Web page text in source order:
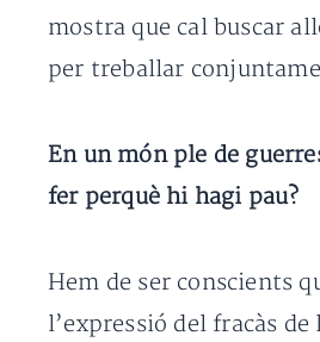
mostra que cal buscar
per treballar
En un món ple de
fer perquè hi hagi pau?
Hem de ser conscients
l’expressió del fracàs de